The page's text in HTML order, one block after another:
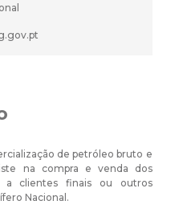
de petróleo bruto e
na compra e venda dos
a clientes finais ou outros
Nacional.